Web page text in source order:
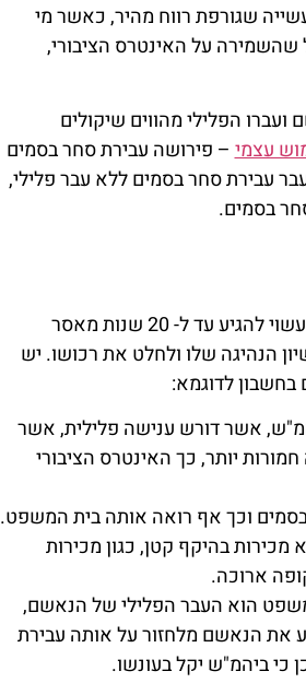
שגורפת רווח מהיר, כאשר מי
על האינטרס הציבורי,
הפלילי מהווים שיקולים
עצמי– פירושה עבירת סחר בסמים
עבירת סחר בסמים ללא עבר פלילי,
בסמים.
סעיף 19(א) לחוק הסמים המסוכנים קובע כי העונש על עבירת סחר בסמים עשוי להגיע עד ל- 20 שנות מאסר
הנהיגה שלו ולחלט את רכושו. יש
בחשבון לדוגמא:
אשר דורש ענישה פלילית, אשר
יותר, כך האינטרס הציבורי
וכך אף רואה אותה בית המשפט.
בהיקף קטן, כגון מכירות
ארוכה.
הוא העבר הפלילי של הנאשם,
את הנאשם מלחזור על אותה עבירת
כי ביהמ"ש יקל בעונשו.